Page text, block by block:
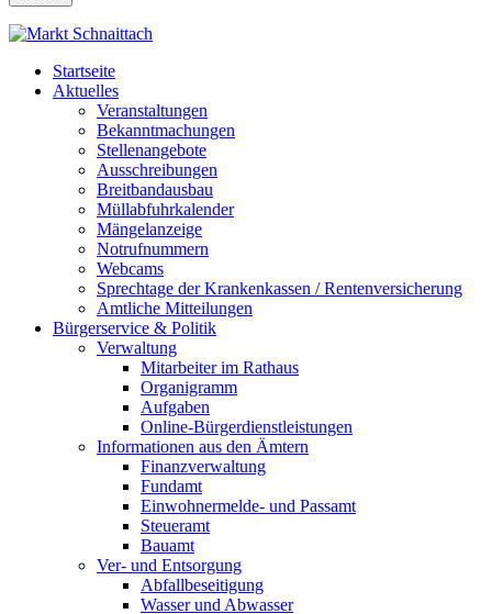
Startseite
Aktuelles
Veranstaltungen
Bekanntmachungen
Stellenangebote
Ausschreibungen
Breitbandausbau
Müllabfuhrkalender
Mängelanzeige
Notrufnummern
Webcams
Sprechtage der Krankenkassen / Rentenversicherung
Amtliche Mitteilungen
Bürgerservice & Politik
Verwaltung
Mitarbeiter im Rathaus
Organigramm
Aufgaben
Online-Bürgerdienstleistungen
Informationen aus den Ämtern
Finanzverwaltung
Fundamt
Einwohnermelde- und Passamt
Steueramt
Bauamt
Ver- und Entsorgung
Abfallbeseitigung
Wasser und Abwasser